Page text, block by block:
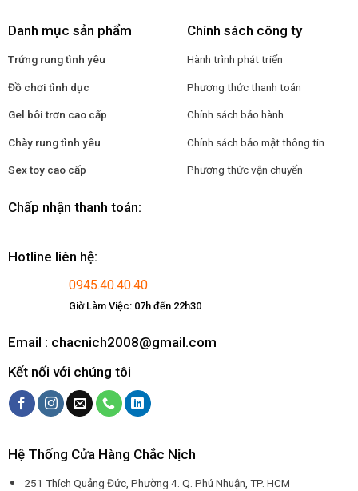
Danh mục sản phẩm
Trứng rung tình yêu
Đồ chơi tình dục
Gel bôi trơn cao cấp
Chày rung tình yêu
Sex toy cao cấp
Chính sách công ty
Hành trình phát triển
Phương thức thanh toán
Chính sách bảo hành
Chính sách bảo mật thông tin
Phương thức vận chuyển
Chấp nhận thanh toán:
Hotline liên hệ:
0945.40.40.40
Giờ Làm Việc: 07h đến 22h30
Email : chacnich2008@gmail.com
Kết nối với chúng tôi
Hệ Thống Cửa Hàng Chắc Nịch
251 Thích Quảng Đức, Phường 4. Q. Phú Nhuận, TP. HCM